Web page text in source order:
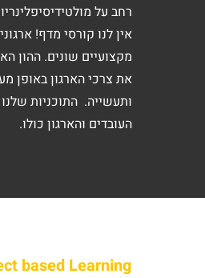
רחב על
אין לנו קורסי מדף!
מקצועיים שונים. ההון
את צרכי הארגון באופן
ותעשייה. התוכניות
העובדים והארגון כולו.
based Learning